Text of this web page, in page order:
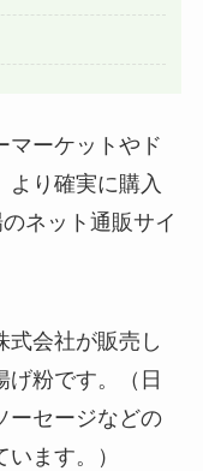
はどこで買え
ってる？ネット
マーケットやド
より確実に購入
ネット通販サイ
式会社が販売し
げ粉です。（日
ーセージなどの
ます。）